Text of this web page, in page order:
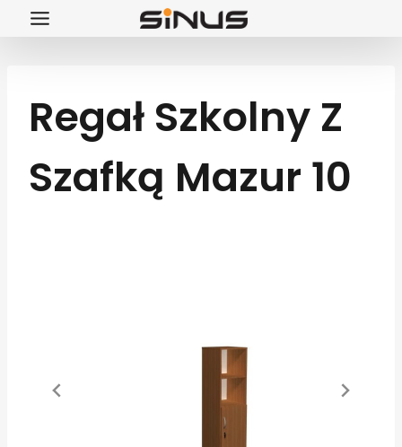
Przejdź
Regał Szkolny Z
Szafką Mazur 10